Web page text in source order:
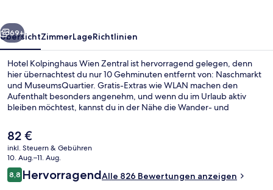
Weiter
69+
ÜbersichtZimmerLageRichtlinien
Hotel Kolpinghaus Wien Zentral ist hervorragend gelegen, denn
hier übernachtest du nur 10 Gehminuten entfernt von: Naschmarkt
und MuseumsQuartier. Gratis-Extras wie WLAN machen den
Aufenthalt besonders angenehm, und wenn du im Urlaub aktiv
bleiben möchtest, kannst du in der Nähe die Wander- und
zum Angebot. Andere Reisende mögen das hilfsbereite Personal.
Die Unterkunft ist nur einen kurzen Fußmarsch von den öffentlichen
Verkehrsmitteln entfernt: Zur U-Bahn läuft man 4 Minuten (U-Bahn-
Station Kettenbrückengasse) bzw. 7 Minuten
(Straßenbahnhaltestelle Stiftgasse).
Der
aktuelle
Preis
beträgt
82 €.
82 €
inkl. Steuern & Gebühren
10. Aug.–11. Aug.
Bewertungen
8,88,8 von 10.
HervorragendAlle 826 Bewertungen anzeigen